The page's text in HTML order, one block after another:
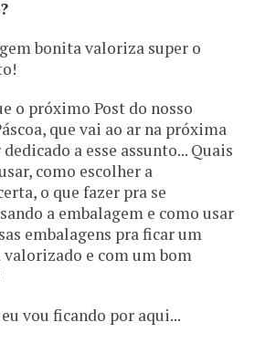
bonita valoriza super o
o próximo Post do nosso
que vai ao ar na próxima
a esse assunto... Quais
como escolher a
o que fazer pra se
a embalagem e como usar
embalagens pra ficar um
e com um bom
vou ficando por aqui...